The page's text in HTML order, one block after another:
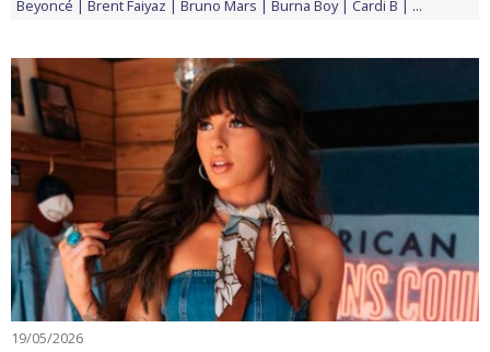
Beyoncé
Brent Faiyaz Bruno Mars Burna Boy Cardi B ...
19/05/2026